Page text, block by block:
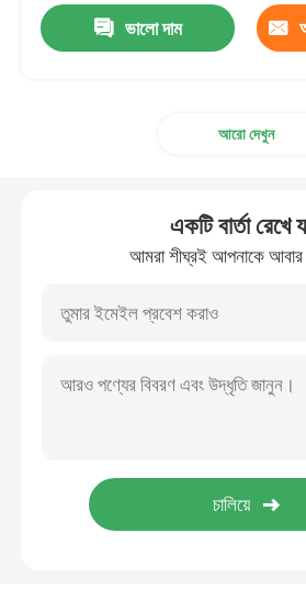
বিজোড় ইস্পাত নল
কপার পাইপ টিউব
তামার শীট প্লেট
ভালো দাম
আরো দেখুন
একটি বার্তা রেখে
আমরা শীঘ্রই আপনাকে